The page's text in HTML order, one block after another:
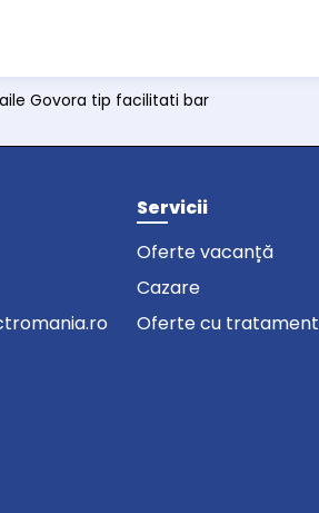
Govora tip facilitati bar
Servicii
Oferte vacanță
Cazare
Oferte cu tratament